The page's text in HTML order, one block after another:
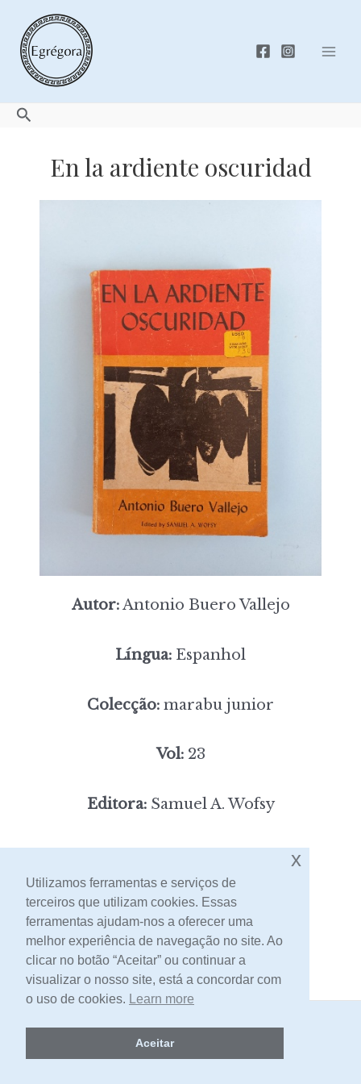
content
Search
En la ardiente oscuridad
Autor:Antonio Buero Vallejo
Língua: Espanhol
Colecção: marabu junior
Vol:23
Editora:Samuel A. Wofsy
[portes incluídos]
Contacto
2026 -Livraria Egrégora
Utilizamos ferramentas e serviços de
terceiros que utilizam cookies. Essas
ferramentas ajudam-nos a oferecer uma
melhor experiência de navegação no site. Ao
clicar no botão “Aceitar” ou continuar a
visualizar o nosso site, está a concordar com
o uso de cookies. Learn more
Aceitar
x